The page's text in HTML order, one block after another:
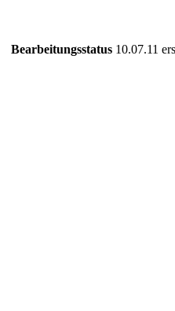
Bearbeitungsstatus 10.07.11